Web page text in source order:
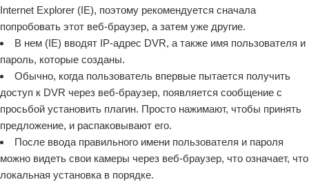
Internet Explorer (IE), поэтому рекомендуется сначала
попробовать этот веб-браузер, а затем уже другие.
В нем (IE) вводят IP-адрес DVR, а также имя пользователя и
пароль, которые созданы.
Обычно, когда пользователь впервые пытается получить
доступ к DVR через веб-браузер, появляется сообщение с
просьбой установить плагин. Просто нажимают, чтобы принять
предложение, и распаковывают его.
После ввода правильного имени пользователя и пароля
можно видеть свои камеры через веб-браузер, что означает, что
локальная установка в порядке.